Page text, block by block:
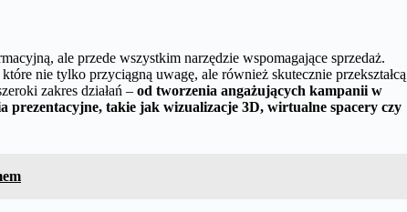
ale przede wszystkim narzędzie wspomagające sprzedaż.
nie tylko przyciągną uwagę, ale również skutecznie przekształcą
zakres działań – od tworzenia angażujących kampanii w
prezentacyjne, takie jak wizualizacje 3D, wirtualne spacery czy